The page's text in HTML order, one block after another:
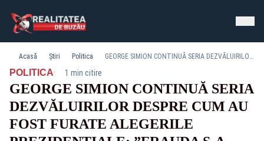
Acasă Știri Politica GEORGE SIMION CONTINUĂ SERIA DEZVĂLUIRILOR DESPRE CUM AU FOST FURATE ALEGERILE PREZIDENȚIALE: ”FRAUDA S-A ÎNTÂMPLAT PRINTR-UN URIAȘ APARAT DE PROPAGANDĂ”
POLITICA· 1 min citire
GEORGE SIMION CONTINUĂ SERIA
DEZVĂLUIRILOR DESPRE CUM AU
FOST FURATE ALEGERILE